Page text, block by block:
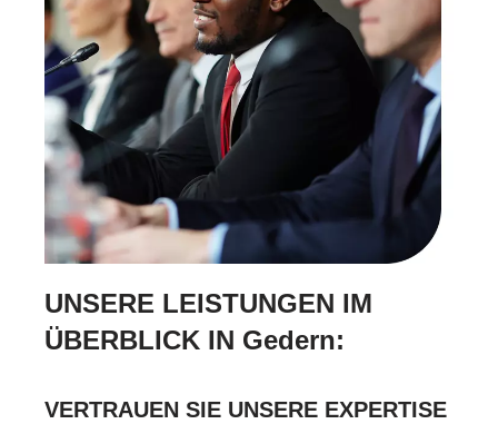
UNSERE LEISTUNGEN IM
ÜBERBLICK IN Gedern:
VERTRAUEN SIE UNSERE EXPERTISE